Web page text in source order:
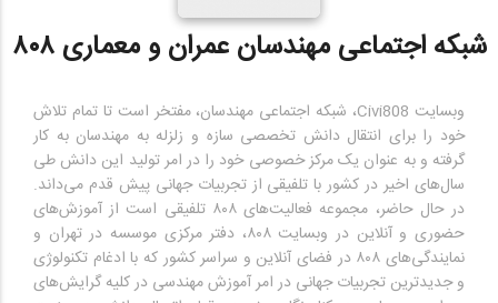
شبکه اجتماعی مهندسان عمران و معماری ۸۰۸
وبسایت Civi808، شبکه اجتماعی مهندسان، مفتخر است تا تمام تلاش
خود را برای انتقال دانش تخصصی سازه و زلزله به مهندسان به کار
گرفته و به عنوان یک مرکز خصوصی خود را در امر تولید این دانش طی
سال‌های اخیر در کشور با تلفیقی از تجربیات جهانی پیش قدم می‌داند.
در حال حاضر، مجموعه فعالیت‌های ۸۰۸ تلفیقی است از آموزش‌های
حضوری و آنلاین در وبسایت ۸۰۸، دفتر مرکزی موسسه در تهران و
نمایندگی‌های ۸۰۸ در فضای آنلاین و سراسر کشور که با ادغام تکنولوژی
و جدیدترین تجربیات جهانی در امر آموزش مهندسی در کلیه گرایش‌های